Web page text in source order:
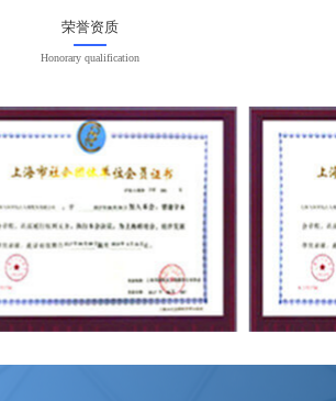
荣誉资质
Honorary qualification